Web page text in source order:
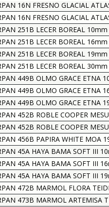
16N FRESNO GLACIAL
16N FRESNO GLACIAL
251B LECER BOREAL
251B LECER BOREAL
251B LECER BOREAL
251B LECER BOREAL
449B OLMO GRACE ETNA
449B OLMO GRACE ETNA
449B OLMO GRACE ETNA
452B ROBLE COOPER
452B ROBLE COOPER
456B PAPIRA WHITE MOA
45A HAYA BAMA SOFT III
45A HAYA BAMA SOFT III
45A HAYA BAMA SOFT III
472B MARMOL FLORA
473B MARMOL ARTEMISA